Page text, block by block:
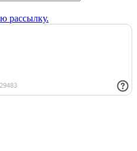
рассылку.